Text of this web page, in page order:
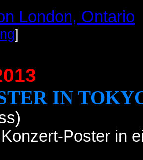
London, Ontario
]
IN
Poster in